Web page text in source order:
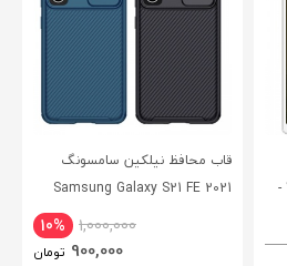
نیلکین تبلت سامسونگ تب آ7 -
قاب محافظ نیلکین سامسونگ
Samsung Galaxy S21 FE 2021
10% 1,000,000
900,000 تومان